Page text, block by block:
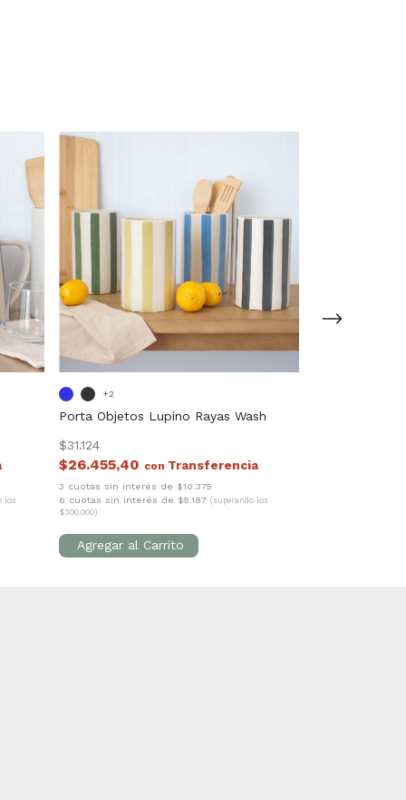
los
Porta Objetos Lupino Rayas Wash
$31.124
$26.455,40 con
3 cuotas sin interés de $10.375
6 cuotas sin interés de $5.187 (superando los
$300.000)
+2